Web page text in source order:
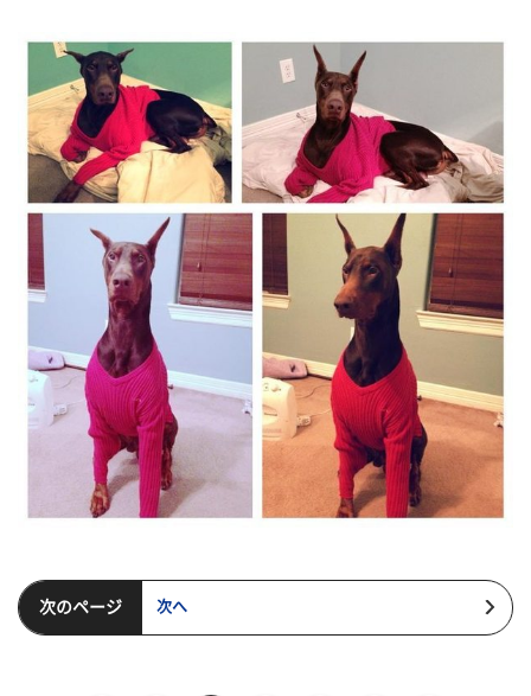
次のページ 次へ